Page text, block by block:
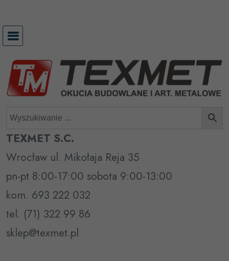
treści
TEXMET S.C.
Wrocław ul. Mikołaja Reja 35
pn-pt 8:00-17:00 sobota 9:00-13:00
kom. 693 222 032
tel. (71) 322 99 86
sklep@texmet.pl